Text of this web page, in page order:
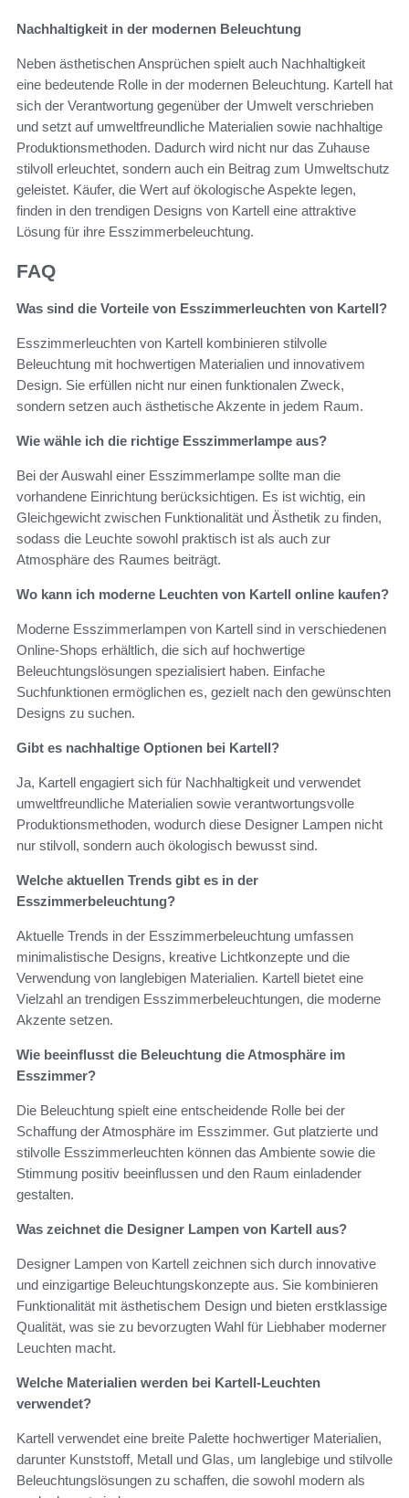
Nachhaltigkeit in der modernen Beleuchtung
Neben ästhetischen Ansprüchen spielt auch Nachhaltigkeit
eine bedeutende Rolle in der modernen Beleuchtung. Kartell hat
sich der Verantwortung gegenüber der Umwelt verschrieben
und setzt auf umweltfreundliche Materialien sowie nachhaltige
Produktionsmethoden. Dadurch wird nicht nur das Zuhause
stilvoll erleuchtet, sondern auch ein Beitrag zum Umweltschutz
geleistet. Käufer, die Wert auf ökologische Aspekte legen,
finden in den trendigen Designs von Kartell eine attraktive
Lösung für ihre Esszimmerbeleuchtung.
FAQ
Was sind die Vorteile von Esszimmerleuchten von Kartell?
Esszimmerleuchten von Kartell kombinieren stilvolle
Beleuchtung mit hochwertigen Materialien und innovativem
Design. Sie erfüllen nicht nur einen funktionalen Zweck,
sondern setzen auch ästhetische Akzente in jedem Raum.
Wie wähle ich die richtige Esszimmerlampe aus?
Bei der Auswahl einer Esszimmerlampe sollte man die
vorhandene Einrichtung berücksichtigen. Es ist wichtig, ein
Gleichgewicht zwischen Funktionalität und Ästhetik zu finden,
sodass die Leuchte sowohl praktisch ist als auch zur
Atmosphäre des Raumes beiträgt.
Wo kann ich moderne Leuchten von Kartell online kaufen?
Moderne Esszimmerlampen von Kartell sind in verschiedenen
Online-Shops erhältlich, die sich auf hochwertige
Beleuchtungslösungen spezialisiert haben. Einfache
Suchfunktionen ermöglichen es, gezielt nach den gewünschten
Designs zu suchen.
Gibt es nachhaltige Optionen bei Kartell?
Ja, Kartell engagiert sich für Nachhaltigkeit und verwendet
umweltfreundliche Materialien sowie verantwortungsvolle
Produktionsmethoden, wodurch diese Designer Lampen nicht
nur stilvoll, sondern auch ökologisch bewusst sind.
Welche aktuellen Trends gibt es in der
Esszimmerbeleuchtung?
Aktuelle Trends in der Esszimmerbeleuchtung umfassen
minimalistische Designs, kreative Lichtkonzepte und die
Verwendung von langlebigen Materialien. Kartell bietet eine
Vielzahl an trendigen Esszimmerbeleuchtungen, die moderne
Akzente setzen.
Wie beeinflusst die Beleuchtung die Atmosphäre im
Esszimmer?
Die Beleuchtung spielt eine entscheidende Rolle bei der
Schaffung der Atmosphäre im Esszimmer. Gut platzierte und
stilvolle Esszimmerleuchten können das Ambiente sowie die
Stimmung positiv beeinflussen und den Raum einladender
gestalten.
Was zeichnet die Designer Lampen von Kartell aus?
Designer Lampen von Kartell zeichnen sich durch innovative
und einzigartige Beleuchtungskonzepte aus. Sie kombinieren
Funktionalität mit ästhetischem Design und bieten erstklassige
Qualität, was sie zu bevorzugten Wahl für Liebhaber moderner
Leuchten macht.
Welche Materialien werden bei Kartell-Leuchten
verwendet?
Kartell verwendet eine breite Palette hochwertiger Materialien,
darunter Kunststoff, Metall und Glas, um langlebige und stilvolle
Beleuchtungslösungen zu schaffen, die sowohl modern als